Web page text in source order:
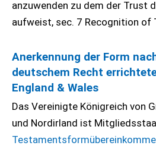
anzuwenden zu dem der Trust
aufweist, sec. 7 Recognition of
Anerkennung der Form
deutschem Recht
England & Wales
Das Vereinigte Königreich von
und Nordirland ist